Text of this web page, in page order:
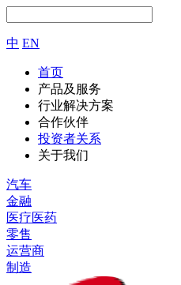
中 EN
首页
产品及服务
行业解决方案
合作伙伴
投资者关系
关于我们
汽车
金融
医疗医药
零售
运营商
制造